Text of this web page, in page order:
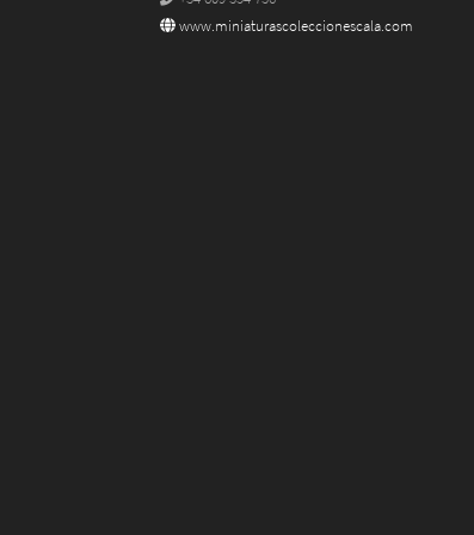
www.miniaturascoleccionescala.com